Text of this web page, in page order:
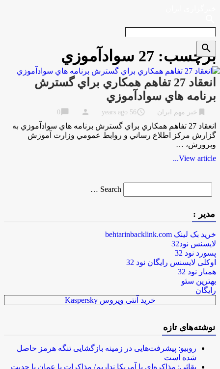
برچسب: 27 سوادآموزي
انعقاد 27 تفاهم همكاري براي گسترش
برنامه هاي سوادآموزي
خبر مهم ایران access_time
56 years ago
person
chat_bubble
انعقاد 27 تفاهم همكاري براي گسترش برنامه هاي سوادآموزي به
گزارش مركز اطلاع رساني و روابط عمومي وزارت آموزش
وپرورش، …
View article...
for
Search …
search
مدیر :
خرید بک لینک behtarinbacklink.com
لایسنس نود32
پسورد نود 32
اوکلی لایسنس رایگان نود 32
همیار نود 32
بهترین سئو
رایگان
خرید آنتی ویروس Kaspersky
نوشته‌های تازه
روبیو: پیشرفت‌هایی در زمینه بازگشایی تنگه هرمز حاصل
شده است
بقائی: مذاکره‌ای با آمریکا نداریم/ مذاکرات با عمان با جدیت